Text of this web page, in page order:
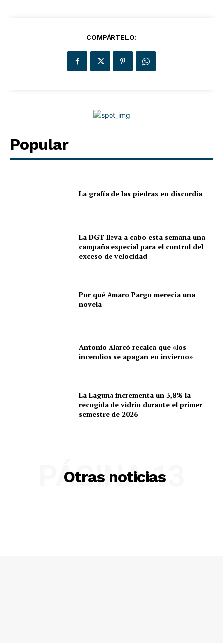
COMPÁRTELO:
Popular
La grafía de las piedras en discordia
La DGT lleva a cabo esta semana una
campaña especial para el control del
exceso de velocidad
Por qué Amaro Pargo merecía una
novela
Antonio Alarcó recalca que «los
incendios se apagan en invierno»
La Laguna incrementa un 3,8% la
recogida de vidrio durante el primer
semestre de 2026
Otras noticias
PÁGINA 13